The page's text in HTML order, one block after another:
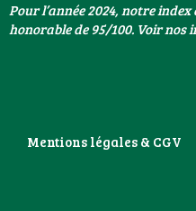
Pour l’année 2024, notre
honorable de 95/100. Voir nos
Mentions légales & CGV